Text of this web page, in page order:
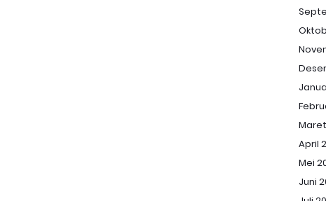
April
Mei
Juni